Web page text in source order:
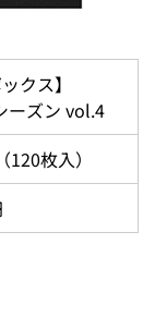
クス】
ーズン vol.4
枚入）